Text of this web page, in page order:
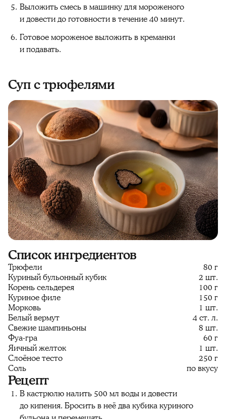
Выложить смесь в машинку для мороженого
и довести до готовности в течение 40 минут.
Готовое мороженое выложить в креманки
и подавать.
Суп с трюфелями
Список ингредиентов
Трюфели
80 г
Куриный бульонный кубик
2 шт.
Корень сельдерея
100 г
Куриное филе
150 г
Морковь
1 шт.
Белый вермут
4 ст. л.
Свежие шампиньоны
8 шт.
Фуа-гра
60 г
Яичный желток
1 шт.
Слоёное тесто
250 г
Соль
по вкусу
Рецепт
В кастрюлю налить 500 мл воды и довести
до кипения. Бросить в неё два кубика куриного